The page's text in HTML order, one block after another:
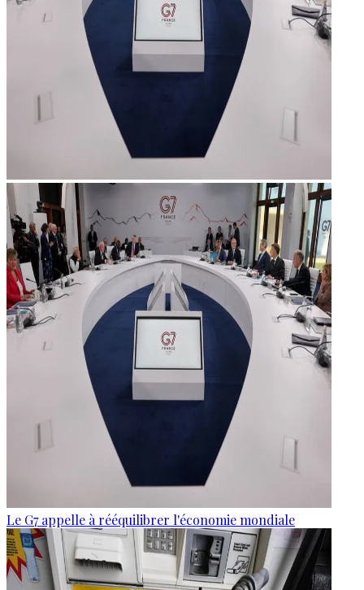
Le G7 appelle à rééquilibrer l'économie mondiale